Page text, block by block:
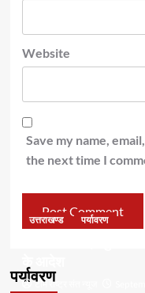
Website
Save my name,
the next time I
पर्यावरण
उत्तराखण्ड पर्यावरण
के आदेश
टीम राष्ट्र संत न्यूज